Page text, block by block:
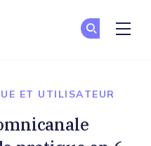
ET UTILISATEUR